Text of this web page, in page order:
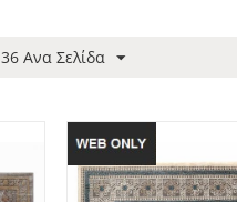
36 Ανα Σελίδα